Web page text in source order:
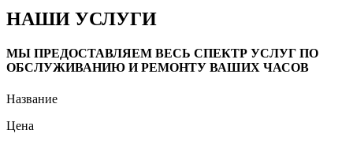
НАШИ УСЛУГИ
МЫ ПРЕДОСТАВЛЯЕМ ВЕСЬ СПЕКТР УСЛУГ ПО
ОБСЛУЖИВАНИЮ И РЕМОНТУ ВАШИХ ЧАСОВ
Название
Цена